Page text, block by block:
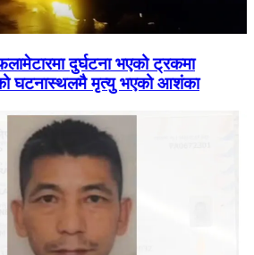
दुर्घटना भएको ट्रकमा
घटनास्थलमै मृत्यु भएको आशंका